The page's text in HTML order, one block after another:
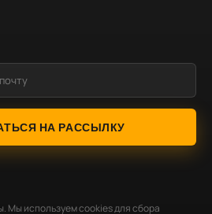
НА РАССЫЛКУ
Мы используем cookies для сбора